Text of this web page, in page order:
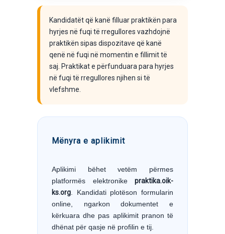
Kandidatët që kanë filluar praktikën para
hyrjes në fuqi të rregullores vazhdojnë
praktikën sipas dispozitave që kanë
qenë në fuqi në momentin e fillimit të
saj. Praktikat e përfunduara para hyrjes
në fuqi të rregullores njihen si të
vlefshme.
Mënyra e aplikimit
Aplikimi bëhet vetëm përmes
platformës elektronike praktika.oik-
ks.org . Kandidati plotëson formularin
online, ngarkon dokumentet e
kërkuara dhe pas aplikimit pranon të
dhënat për qasje në profilin e tij.